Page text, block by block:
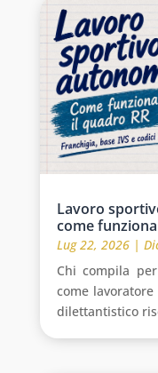
Lavoro
come funziona
Lug 22, 2026|
Chi compila
come
dilettantistico